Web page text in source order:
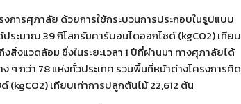
งการศุภาลัย ด้วยการใช้กระบวนการประกอบในรูปแบบ
ะมาณ 39 กิโลกรัมคาร์บอนไดออกไซด์ (kgCO2) เทียบ
งแวดล้อม ซึ่งในระยะเวลา 1 ปีที่ผ่านมา ทางศุภาลัยได้
ๆ กว่า 78 แห่งทั่วประเทศ รวมพื้นที่หน้าต่างโครงการคิด
เทียบเท่าการปลูกต้นไม้ 22,612 ต้น